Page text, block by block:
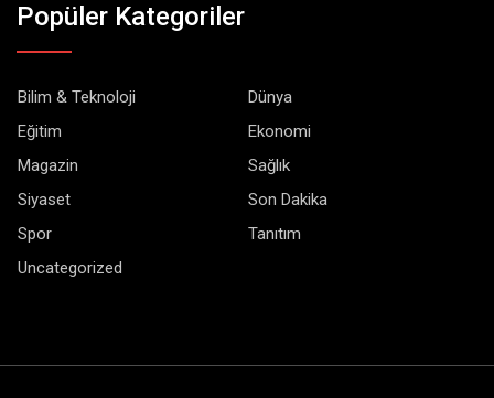
Popüler Kategoriler
Bilim & Teknoloji
Dünya
Eğitim
Ekonomi
Magazin
Sağlık
Siyaset
Son Dakika
Spor
Tanıtım
Uncategorized